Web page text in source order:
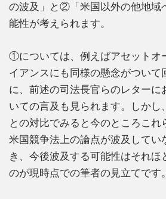
の波及」と②「米国以外の他地域
能性が考えられます。
①については、例えばアセットオ
イアンスにも同様の懸念がついて
に、前述の司法長官らのレターに
いての言及も見られます。しかし
との対比でみると今のところこれ
米国競争法上の論点が波及してい
き、今後波及する可能性はそれほ
のが現時点での筆者の見立てです。